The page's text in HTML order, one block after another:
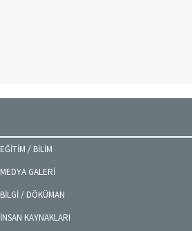
EĞİTİM / BİLİM
MEDYA GALERİ
BİLGİ / DÖKÜMAN
İNSAN KAYNAKLARI